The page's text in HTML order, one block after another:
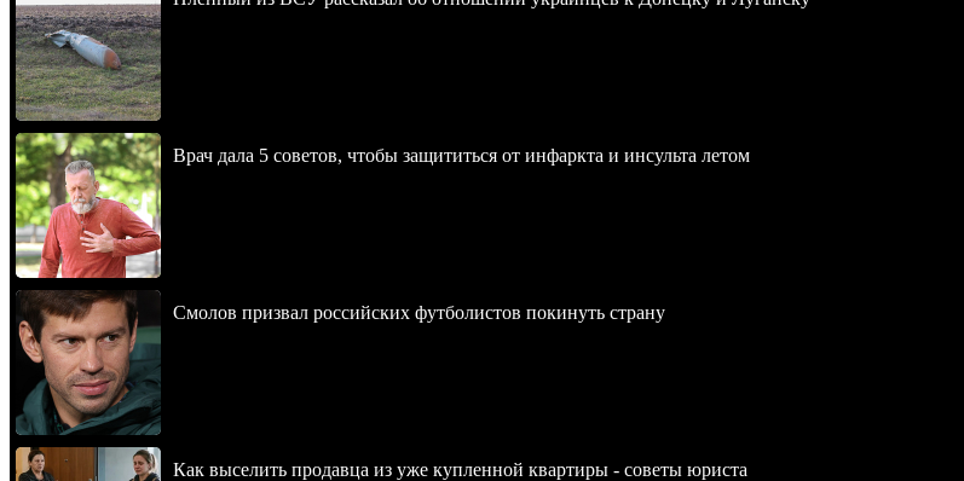
Врач дала 5 советов, чтобы защититься от инфаркта и инсульта летом
Смолов призвал российских футболистов покинуть страну
Как выселить продавца из уже купленной квартиры - советы юриста